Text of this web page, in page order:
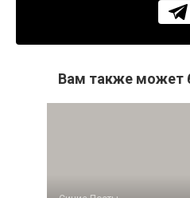
Вам также может